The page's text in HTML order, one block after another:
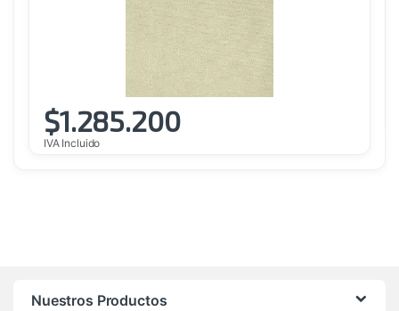
$1.285.200
IVA Incluido
Nuestros Productos